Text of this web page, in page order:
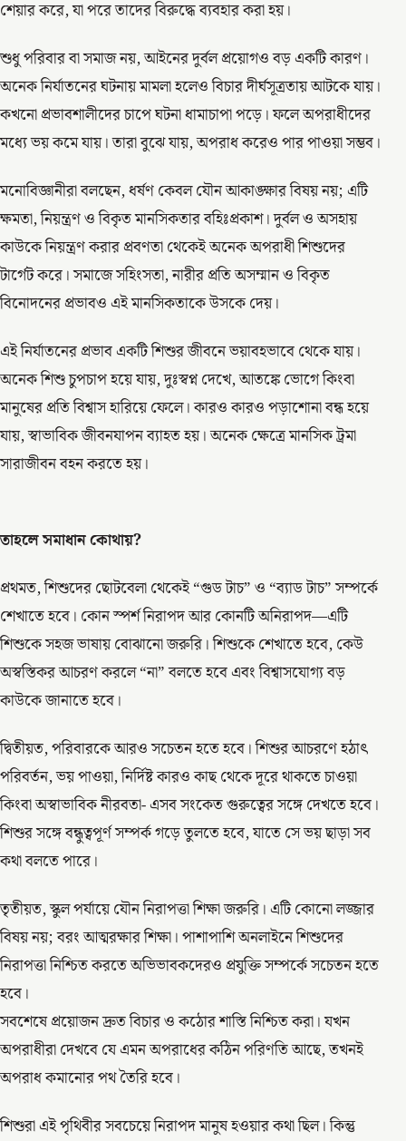
শেয়ার করে, যা পরে তাদের বিরুদ্ধে ব্যবহার করা হয়।
শুধু পরিবার বা সমাজ নয়, আইনের দুর্বল প্রয়োগও বড় একটি কারণ।
অনেক নির্যাতনের ঘটনায় মামলা হলেও বিচার দীর্ঘসূত্রতায় আটকে যায়।
কখনো প্রভাবশালীদের চাপে ঘটনা ধামাচাপা পড়ে। ফলে অপরাধীদের
মধ্যে ভয় কমে যায়। তারা বুঝে যায়, অপরাধ করেও পার পাওয়া সম্ভব।
মনোবিজ্ঞানীরা বলছেন, ধর্ষণ কেবল যৌন আকাঙ্ক্ষার বিষয় নয়; এটি
ক্ষমতা, নিয়ন্ত্রণ ও বিকৃত মানসিকতার বহিঃপ্রকাশ। দুর্বল ও অসহায়
কাউকে নিয়ন্ত্রণ করার প্রবণতা থেকেই অনেক অপরাধী শিশুদের
টার্গেট করে। সমাজে সহিংসতা, নারীর প্রতি অসম্মান ও বিকৃত
বিনোদনের প্রভাবও এই মানসিকতাকে উসকে দেয়।
এই নির্যাতনের প্রভাব একটি শিশুর জীবনে ভয়াবহভাবে থেকে যায়।
অনেক শিশু চুপচাপ হয়ে যায়, দুঃস্বপ্ন দেখে, আতঙ্কে ভোগে কিংবা
মানুষের প্রতি বিশ্বাস হারিয়ে ফেলে। কারও কারও পড়াশোনা বন্ধ হয়ে
যায়, স্বাভাবিক জীবনযাপন ব্যাহত হয়। অনেক ক্ষেত্রে মানসিক ট্রমা
সারাজীবন বহন করতে হয়।
তাহলে সমাধান কোথায়?
প্রথমত, শিশুদের ছোটবেলা থেকেই “গুড টাচ” ও “ব্যাড টাচ” সম্পর্কে
শেখাতে হবে। কোন স্পর্শ নিরাপদ আর কোনটি অনিরাপদ—এটি
শিশুকে সহজ ভাষায় বোঝানো জরুরি। শিশুকে শেখাতে হবে, কেউ
অস্বস্তিকর আচরণ করলে “না” বলতে হবে এবং বিশ্বাসযোগ্য বড়
কাউকে জানাতে হবে।
দ্বিতীয়ত, পরিবারকে আরও সচেতন হতে হবে। শিশুর আচরণে হঠাৎ
পরিবর্তন, ভয় পাওয়া, নির্দিষ্ট কারও কাছ থেকে দূরে থাকতে চাওয়া
কিংবা অস্বাভাবিক নীরবতা- এসব সংকেত গুরুত্বের সঙ্গে দেখতে হবে।
শিশুর সঙ্গে বন্ধুত্বপূর্ণ সম্পর্ক গড়ে তুলতে হবে, যাতে সে ভয় ছাড়া সব
কথা বলতে পারে।
তৃতীয়ত, স্কুল পর্যায়ে যৌন নিরাপত্তা শিক্ষা জরুরি। এটি কোনো লজ্জার
বিষয় নয়; বরং আত্মরক্ষার শিক্ষা। পাশাপাশি অনলাইনে শিশুদের
নিরাপত্তা নিশ্চিত করতে অভিভাবকদেরও প্রযুক্তি সম্পর্কে সচেতন হতে
হবে।
সবশেষে প্রয়োজন দ্রুত বিচার ও কঠোর শাস্তি নিশ্চিত করা। যখন
অপরাধীরা দেখবে যে এমন অপরাধের কঠিন পরিণতি আছে, তখনই
অপরাধ কমানোর পথ তৈরি হবে।
শিশুরা এই পৃথিবীর সবচেয়ে নিরাপদ মানুষ হওয়ার কথা ছিল। কিন্তু